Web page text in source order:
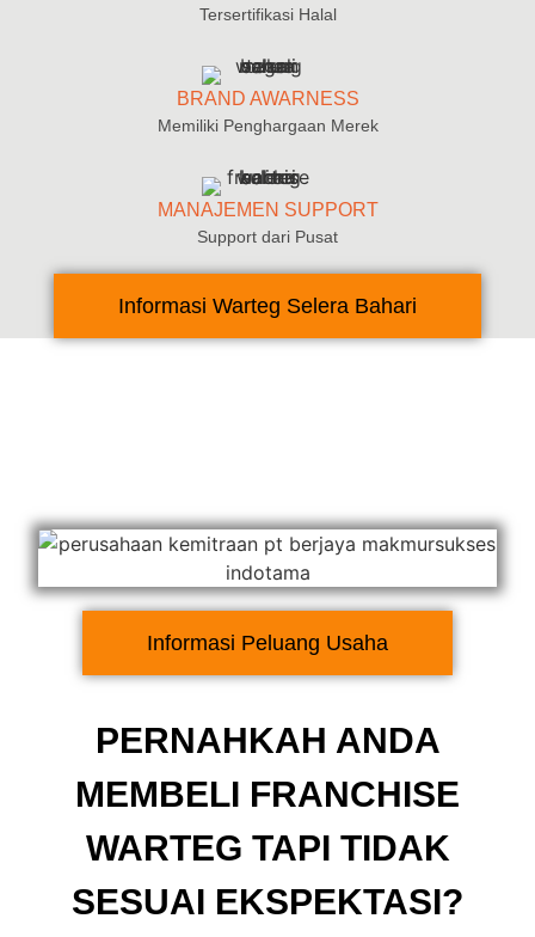
Tersertifikasi Halal
BRAND AWARNESS
Memiliki Penghargaan Merek
MANAJEMEN SUPPORT
Support dari Pusat
Informasi Warteg Selera Bahari
PERNAHKAH ANDA
MEMBELI FRANCHISE
WARTEG TAPI TIDAK
SESUAI EKSPEKTASI?
Informasi Peluang Usaha